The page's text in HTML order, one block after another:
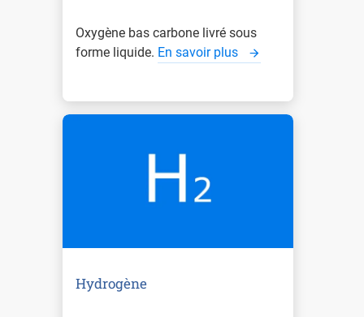
Oxygène bas carbone livré sous
forme liquide. En savoir plus
Hydrogène